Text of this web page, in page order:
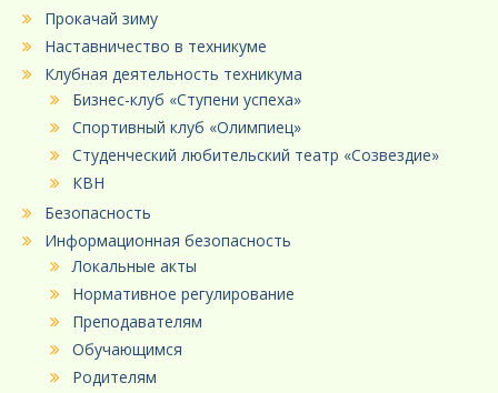
Прокачай зиму
Наставничество в техникуме
Клубная деятельность техникума
Бизнес-клуб «Ступени успеха»
Спортивный клуб «Олимпиец»
Студенческий любительский театр «Созвездие»
КВН
Безопасность
Информационная безопасность
Локальные акты
Нормативное регулирование
Преподавателям
Обучающимся
Родителям